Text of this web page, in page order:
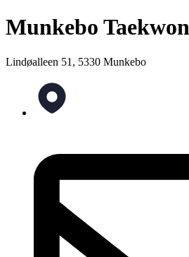
Munkebo
Lindøalleen 51, 5330 Munkebo